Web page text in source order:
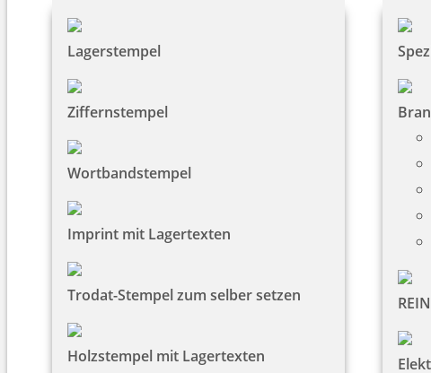
Lagerstempel
Ziffernstempel
Wortbandstempel
Imprint mit Lagertexten
Trodat-Stempel zum selber setzen
Holzstempel mit Lagertexten